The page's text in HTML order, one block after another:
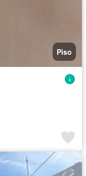
Piso